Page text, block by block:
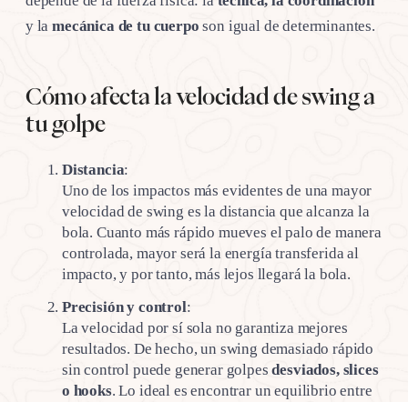
y lamecánica de tu cuerpo son igual de determinantes.
Cómo afecta la velocidad de swing a
tu golpe
Distancia:
Uno de los impactos más evidentes de una mayor
velocidad de swing es la distancia que alcanza la
bola. Cuanto más rápido mueves el palo de manera
controlada, mayor será la energía transferida al
impacto, y por tanto, más lejos llegará la bola.
Precisión y control:
La velocidad por sí sola no garantiza mejores
resultados. De hecho, un swing demasiado rápido
sin control puede generar golpesdesviados, slices
o hooks. Lo ideal es encontrar un equilibrio entre